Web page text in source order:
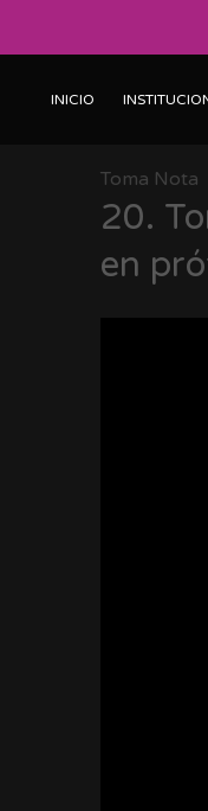
INICIO
Toma Nota
20.
en